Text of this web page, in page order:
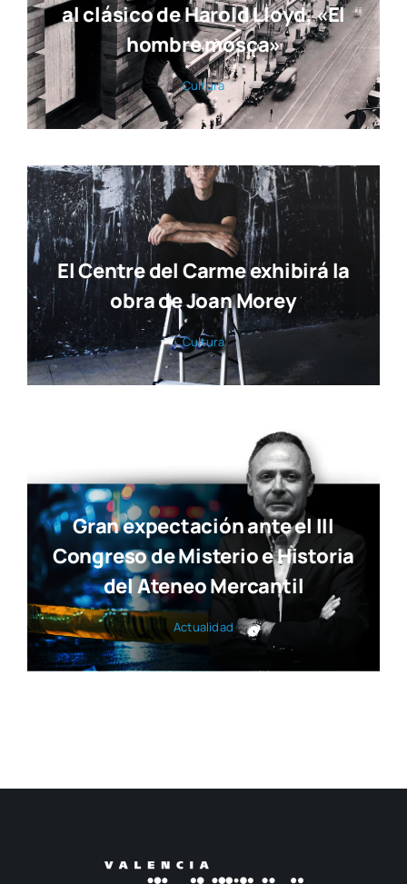
al clásico de Harold Lloyd, «El
hombre mosca»
Cul­tu­ra
El Centre del Carme exhibirá la
obra de Joan Morey
Cul­tu­ra
Gran expectación ante el III
Congreso de Misterio e Historia
del Ateneo Mercantil
Actua­li­dad